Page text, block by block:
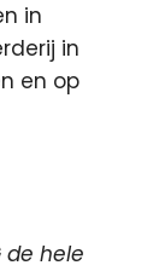
in
in
en op
de hele